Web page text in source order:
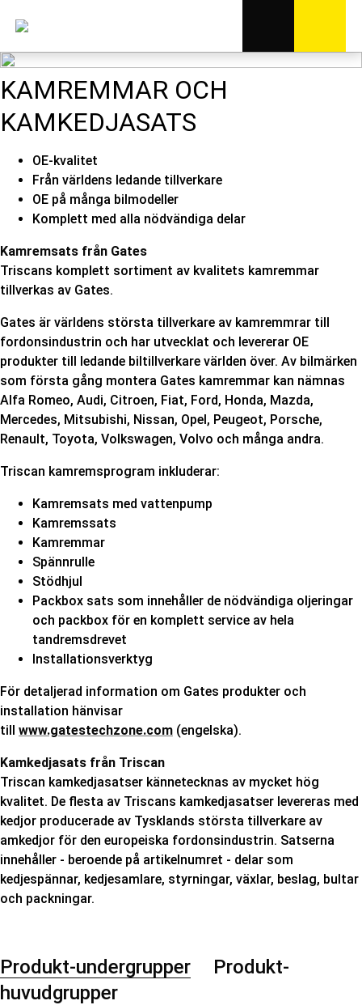
KAMREMMAR OCH
KAMKEDJASATS
OE-kvalitet
Från världens ledande tillverkare
OE på många bilmodeller
Komplett med alla nödvändiga delar
Kamremsats från Gates
Triscans komplett sortiment av kvalitets kamremmar
tillverkas av Gates.
Gates är världens största tillverkare av kamremmrar till
fordonsindustrin och har utvecklat och levererar OE
produkter till ledande biltillverkare världen över. Av bilmärken
som första gång montera Gates kamremmar kan nämnas
Alfa Romeo, Audi, Citroen, Fiat, Ford, Honda, Mazda,
Mercedes, Mitsubishi, Nissan, Opel, Peugeot, Porsche,
Renault, Toyota, Volkswagen, Volvo och många andra.
Triscan kamremsprogram inkluderar:
Kamremsats med vattenpump
Kamremssats
Kamremmar
Spännrulle
Stödhjul
Packbox sats som innehåller de nödvändiga oljeringar
och packbox för en komplett service av hela
tandremsdrevet
Installationsverktyg
För detaljerad information om Gates produkter och
installation hänvisar
till www.gatestechzone.com (engelska).
Kamkedjasats från Triscan
Triscan kamkedjasatser kännetecknas av mycket hög
kvalitet. De flesta av Triscans kamkedjasatser levereras med
kedjor producerade av Tysklands största tillverkare av
amkedjor för den europeiska fordonsindustrin. Satserna
innehåller - beroende på artikelnumret - delar som
kedjespännar, kedjesamlare, styrningar, växlar, beslag, bultar
och packningar.
Produkt-undergrupper
Produkt-
huvudgrupper